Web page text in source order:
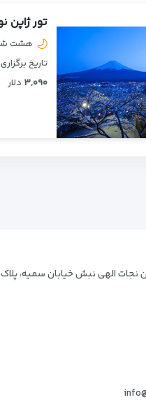
تور ژاپن
هشت
تاریخ
۳,۰۹۰ دلار
نجات الهی نبش خیابان سمیه، پلاک 74